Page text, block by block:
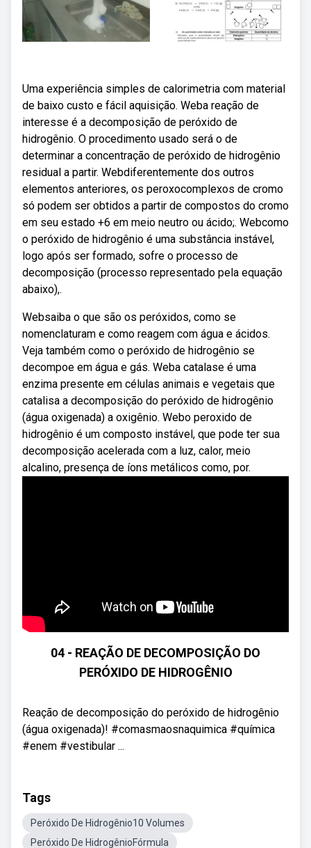
Uma experiência simples de calorimetria com material
de baixo custo e fácil aquisição. Weba reação de
interesse é a decomposição de peróxido de
hidrogênio. O procedimento usado será o de
determinar a concentração de peróxido de hidrogênio
residual a partir. Webdiferentemente dos outros
elementos anteriores, os peroxocomplexos de cromo
só podem ser obtidos a partir de compostos do cromo
em seu estado +6 em meio neutro ou ácido;. Webcomo
o peróxido de hidrogênio é uma substância instável,
logo após ser formado, sofre o processo de
decomposição (processo representado pela equação
abaixo),.
Websaiba o que são os peróxidos, como se
nomenclaturam e como reagem com água e ácidos.
Veja também como o peróxido de hidrogênio se
decompoe em água e gás. Weba catalase é uma
enzima presente em células animais e vegetais que
catalisa a decomposição do peróxido de hidrogênio
(água oxigenada) a oxigênio. Webo peroxido de
hidrogênio é um composto instável, que pode ter sua
decomposição acelerada com a luz, calor, meio
alcalino, presença de íons metálicos como, por.
04 - REAÇÃO DE DECOMPOSIÇÃO DO
PERÓXIDO DE HIDROGÊNIO
Reação de decomposição do peróxido de hidrogênio
(água oxigenada)! #comasmaosnaquimica #química
#enem #vestibular ...
Tags
Peróxido De Hidrogênio10 Volumes
Peróxido De HidrogênioFórmula